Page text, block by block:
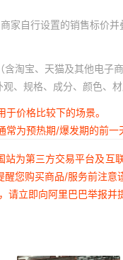
家自行设置的销售标价并
含淘宝、天猫及其他电子
、规格、成分、颜色、
于价格比较下的场景。
常为预热期/爆发期的前一
站为第三方交易平台及互
醒您购买商品/服务前注
请立即向阿里巴巴举报并